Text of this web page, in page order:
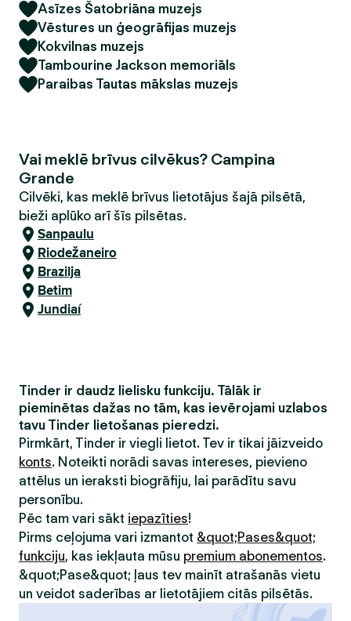
Asīzes Šatobriāna muzejs
Vēstures un ģeogrāfijas muzejs
Kokvilnas muzejs
Tambourine Jackson memoriāls
Paraibas Tautas mākslas muzejs
Vai meklē brīvus cilvēkus? Campina
Grande
Cilvēki, kas meklē brīvus lietotājus šajā pilsētā,
bieži aplūko arī šīs pilsētas.
Sanpaulu
Riodežaneiro
Brazilja
Betim
Jundiaí
Tinder ir daudz lielisku funkciju. Tālāk ir
pieminētas dažas no tām, kas ievērojami uzlabos
tavu Tinder lietošanas pieredzi.
Pirmkārt, Tinder ir viegli lietot. Tev ir tikai jāizveido
konts. Noteikti norādi savas intereses, pievieno
attēlus un ieraksti biogrāfiju, lai parādītu savu
personību.
Pēc tam vari sākt iepazīties!
Pirms ceļojuma vari izmantot &quot;Pases&quot;
funkciju, kas iekļauta mūsu premium abonementos.
&quot;Pase&quot; ļaus tev mainīt atrašanās vietu
un veidot saderības ar lietotājiem citās pilsētās.